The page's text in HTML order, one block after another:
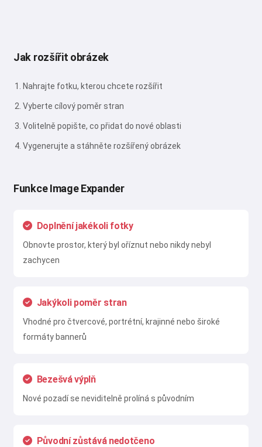
Jak rozšířit obrázek
Nahrajte fotku, kterou chcete rozšířit
Vyberte cílový poměr stran
Volitelně popište, co přidat do nové oblasti
Vygenerujte a stáhněte rozšířený obrázek
Funkce Image Expander
Doplnění jakékoli fotky
Obnovte prostor, který byl oříznut nebo nikdy nebyl
zachycen
Jakýkoli poměr stran
Vhodné pro čtvercové, portrétní, krajinné nebo široké
formáty bannerů
Bezešvá výplň
Nové pozadí se neviditelně prolíná s původním
Původní zůstává nedotčeno